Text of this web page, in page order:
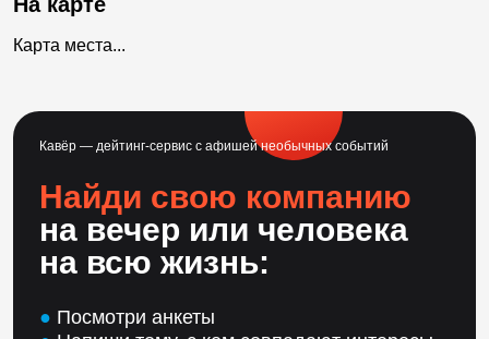
На карте
Карта места...
Кавёр — дейтинг-сервис с афишей необычных событий
Найди свою компанию
на вечер или человека
на всю жизнь:
● Посмотри анкеты